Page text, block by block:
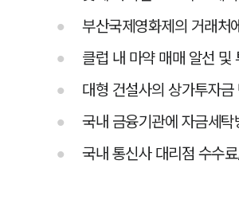
부산국제영화제의 거래처
클럽 내 마약 매매 알선 및
대형 건설사의 상가투자
국내 금융기관에 자금세
국내 통신사 대리점 수수